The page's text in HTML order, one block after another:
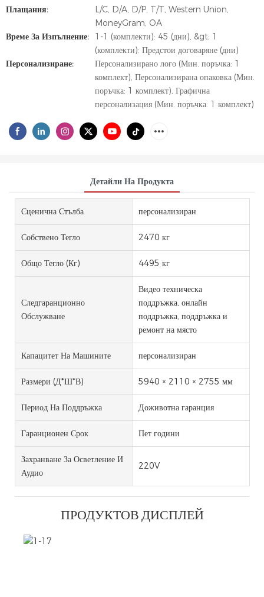
Плащания:
L/C, D/A, D/P, T/T, Western Union,
MoneyGram, OA
Време За Изпълнение:
1-1 (комплекти): 45 (дни), &gt; 1
(комплекти): Предстои договаряне (дни)
Персонализиране:
Персонализирано лого (Мин. поръчка: 1
комплект), Персонализирана опаковка (Мин.
поръчка: 1 комплект), Графична
персонализация (Мин. поръчка: 1 комплект)
Детайли На Продукта
Сценична Стълба персонализиран
Собствено Тегло 2470 кг
Общо Тегло (кг) 4495 кг
Следгаранционно
Обслужване
Видео техническа
поддръжка, онлайн
поддръжка, поддръжка и
ремонт на място
Капацитет На Машините персонализиран
Размери (д*ш*в) 5940 × 2110 × 2755 мм
Период На Поддръжка Доживотна гаранция
Гаранционен Срок Пет години
Захранване За Осветление И
Аудио
220V
ПРОДУКТОВ ДИСПЛЕЙ